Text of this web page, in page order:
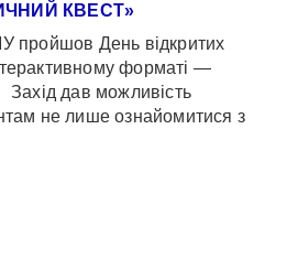
КВЕСТ»
пройшов День відкритих
форматі —
дав можливість
не лише ознайомитися з